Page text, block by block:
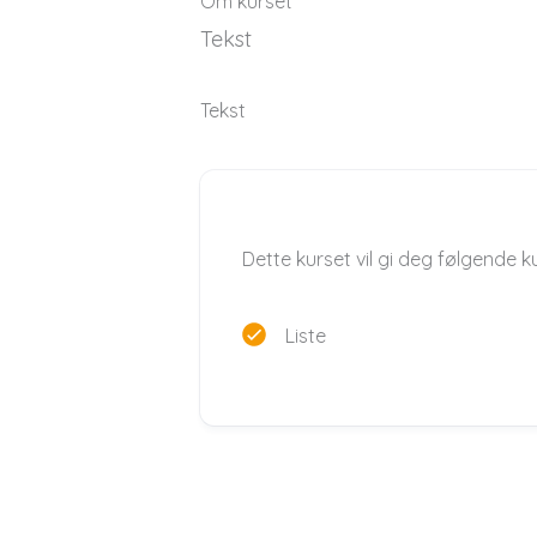
Tekst
Tekst
Dette kurset vil gi deg følgende
Liste